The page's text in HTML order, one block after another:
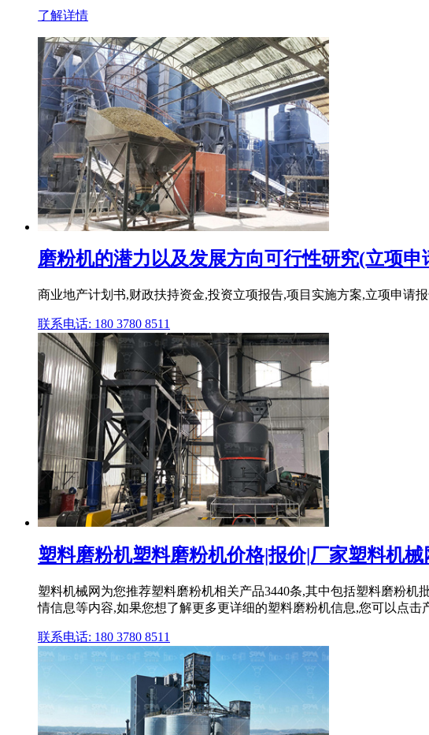
了解详情
磨粉机的潜力以及发展方向可行性研究(立项申
商业地产计划书,财政扶持资金,投资立项报告,项目实施方案,立项申请
联系电话: 180 3780 8511
塑料磨粉机塑料磨粉机价格|报价|厂家塑料机械
塑料机械网为您推荐塑料磨粉机相关产品3440条,其中包括塑料磨粉
情信息等内容,如果您想了解更多更详细的塑料磨粉机信息,您可以点击
联系电话: 180 3780 8511